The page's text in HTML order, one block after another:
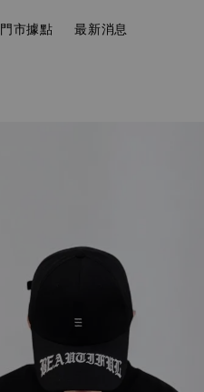
門市據點 最新消息